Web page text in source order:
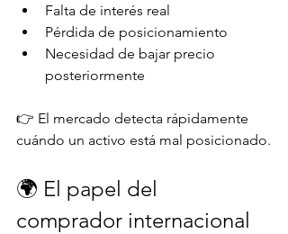
Falta de interés real
Pérdida de posicionamiento
Necesidad de bajar precio
posteriormente
👉 El mercado detecta rápidamente
cuándo un activo está mal posicionado.
🌍 El papel del
comprador internacional